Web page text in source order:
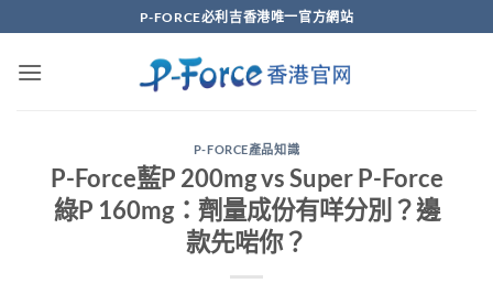
to
content
P-FORCE必利吉香港唯一官方網站
P-FORCE產品知識
P-Force藍P 200mg vs Super P-Force
綠P 160mg：劑量成份有咩分別？邊
款先啱你？